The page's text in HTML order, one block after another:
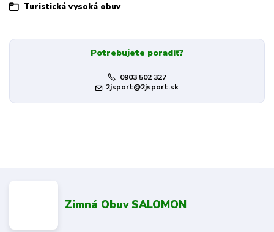
Turistická vysoká obuv
Potrebujete poradiť?
0903 502 327
2jsport@2jsport.sk
Zimná Obuv SALOMON